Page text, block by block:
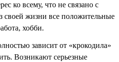
ко всему, что не связано с
своей жизни все положительные
хобби.
зависит от «крокодила»
Возникают серьезные